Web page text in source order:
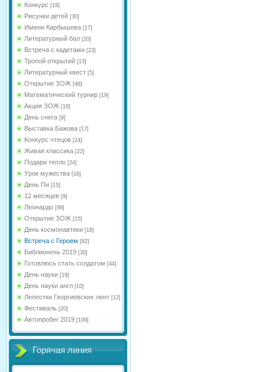
Конкурс [19]
Рисунки детей [30]
Имени Карбышева [17]
Литературный бал [20]
Встреча с кадетами [23]
Тропой открытий [13]
Литературный квест [5]
Открытие ЗОЖ [46]
Математический турнир [19]
Акция ЗОЖ [16]
День снега [9]
Выставка Бажова [17]
Конкурс чтецов [24]
Живая классика [22]
Подари тепло [24]
Урок мужества [16]
День Пи [15]
12 месяцев [9]
Леонардо [98]
Открытие ЗОЖ [15]
День космонавтики [18]
Встреча с Героем [82]
Библионочь 2019 [30]
Готовлюсь стать солдатом [44]
День науки [19]
День науки англ [10]
Лепестки Георгиевских лент [12]
Фестиваль [20]
Автопробег 2019 [109]
Горячая линия